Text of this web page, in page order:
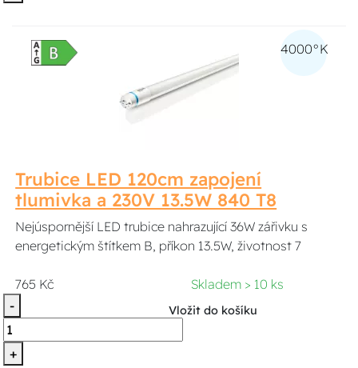
4000°K
Trubice LED 120cm zapojení
tlumivka a 230V 13.5W 840 T8
Nejúspornější LED trubice nahrazující 36W zářivku s
energetickým štítkem B, příkon 13.5W, životnost 7
765 Kč
Skladem > 10 ks
-
+
Vložit do košíku